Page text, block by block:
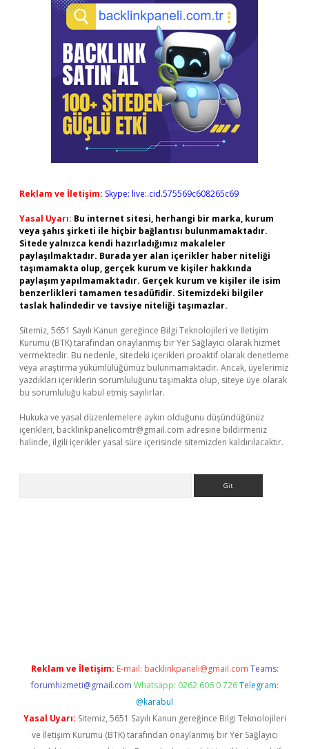
Reklam ve İletişim: Skype: live:.cid.575569c608265c69
Yasal Uyarı: Bu internet sitesi, herhangi bir marka, kurum
veya şahıs şirketi ile hiçbir bağlantısı bulunmamaktadır.
Sitede yalnızca kendi hazırladığımız makaleler
paylaşılmaktadır. Burada yer alan içerikler haber niteliği
taşımamakta olup, gerçek kurum ve kişiler hakkında
paylaşım yapılmamaktadır. Gerçek kurum ve kişiler ile isim
benzerlikleri tamamen tesadüfidir. Sitemizdeki bilgiler
taslak halindedir ve tavsiye niteliği taşımazlar.
Sitemiz, 5651 Sayılı Kanun gereğince Bilgi Teknolojileri ve İletişim
Kurumu (BTK) tarafından onaylanmış bir Yer Sağlayıcı olarak hizmet
vermektedir. Bu nedenle, sitedeki içerikleri proaktif olarak denetleme
veya araştırma yükümlülüğümüz bulunmamaktadır. Ancak, üyelerimiz
yazdıkları içeriklerin sorumluluğunu taşımakta olup, siteye üye olarak
bu sorumluluğu kabul etmiş sayılırlar.
Hukuka ve yasal düzenlemelere aykırı olduğunu düşündüğünüz
içerikleri, backlinkpanelicomtr@gmail.com adresine bildirmeniz
halinde, ilgili içerikler yasal süre içerisinde sitemizden kaldırılacaktır.
Reklam ve İletişim: E-mail: backlinkpaneli@gmail.com Teams:
forumhizmeti@gmail.com Whatsapp: 0262 606 0 726 Telegram:
@karabul
Yasal Uyarı: Sitemiz, 5651 Sayılı Kanun gereğince Bilgi Teknolojileri
ve İletişim Kurumu (BTK) tarafından onaylanmış bir Yer Sağlayıcı